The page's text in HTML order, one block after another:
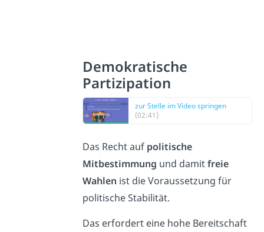
Demokratische
Partizipation
zur Stelle im Video springen
(02:41)
Das Recht auf politische
Mitbestimmung und damitfreie
Wahlen ist die Voraussetzung für
politische Stabilität.
Das erfordert eine hohe Bereitschaft